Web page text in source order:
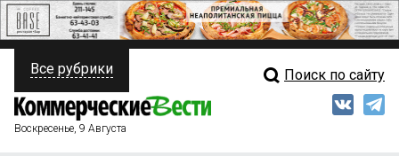
ПОЛИТИКА
ФИНАНСЫ
Свежий выпуск
Все рубрики Поиск по сайту
Воскресенье, 9 Августа